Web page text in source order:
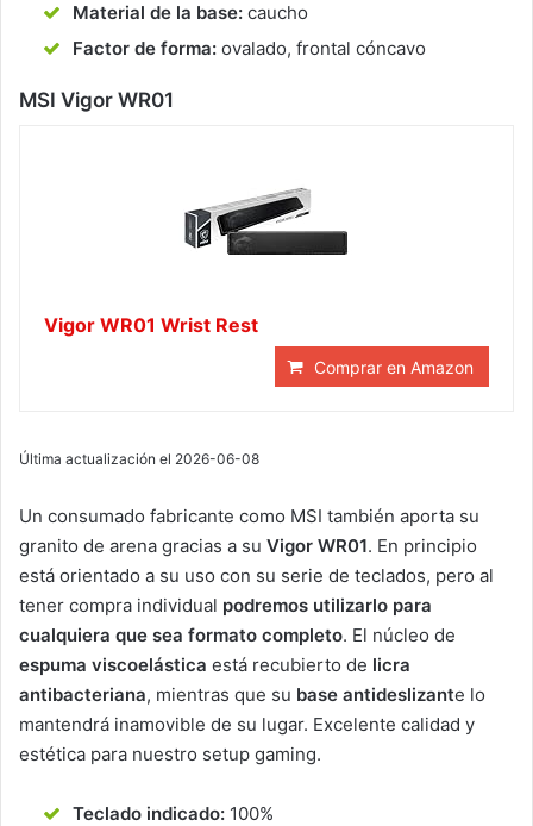
Material de la base: caucho
Factor de forma: ovalado, frontal cóncavo
MSI Vigor WR01
Vigor WR01 Wrist Rest
Comprar en Amazon
Última actualización el 2026-06-08
Un consumado fabricante como MSI también aporta su
granito de arena gracias a su Vigor WR01. En principio
está orientado a su uso con su serie de teclados, pero al
tener compra individual podremos utilizarlo para
cualquiera que sea formato completo. El núcleo de
espuma viscoelástica está recubierto de licra
antibacteriana, mientras que su base antideslizante lo
mantendrá inamovible de su lugar. Excelente calidad y
estética para nuestro setup gaming.
Teclado indicado: 100%